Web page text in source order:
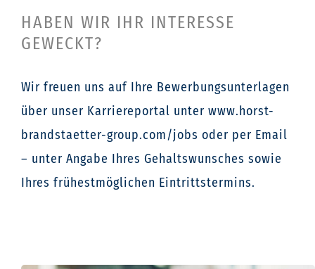
HABEN WIR IHR INTERESSE
GEWECKT?
Wir freuen uns auf Ihre Bewerbungsunterlagen
über unser Karriereportal unter www.horst-
brandstaetter-group.com/jobs oder per Email
– unter Angabe Ihres Gehaltswunsches sowie
Ihres frühestmöglichen Eintrittstermins.